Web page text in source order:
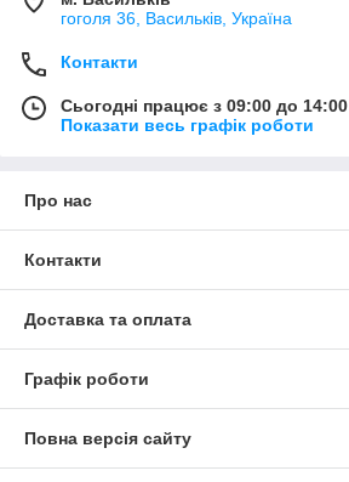
гоголя 36, Васильків, Україна
Контакти
Сьогодні працює з 09:00 до 14:00
Показати весь графік роботи
Про нас
Контакти
Доставка та оплата
Графік роботи
Повна версія сайту